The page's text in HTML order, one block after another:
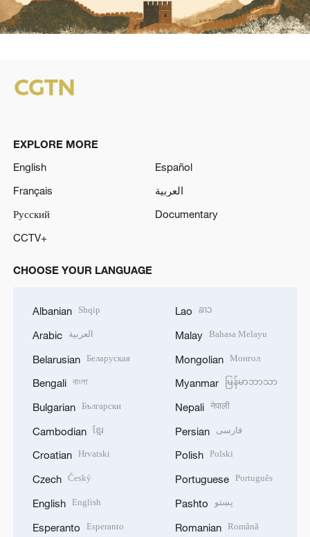
EXPLORE MORE
English
Español
Français
العربية
Русский
Documentary
CCTV+
CHOOSE YOUR LANGUAGE
Albanian Shqip
Arabic العربية
Belarusian Беларуская
Bengali বাংলা
Bulgarian Български
Cambodian ខ្មែរ
Croatian Hrvatski
Czech Český
English English
Esperanto Esperanto
Lao ລາວ
Malay Bahasa Melayu
Mongolian Монгол
Myanmar မြန်မာဘာသာ
Nepali नेपाली
Persian فارسی
Polish Polski
Portuguese Português
Pashto پښتو
Romanian Română